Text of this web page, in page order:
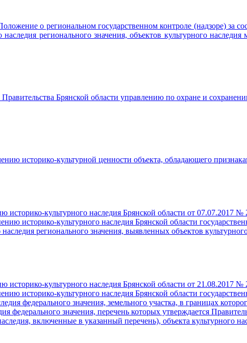
о региональном государственном контроле (надзоре) за
регионального значения, объектов культурного
Брянской области управлению по охране и
историко-культурной ценности объекта, обладающего
культурного наследия Брянской области от 07.07.2017
историко-культурного наследия Брянской области
регионального значения, выявленных объектов
культурного наследия Брянской области от 21.08.2017
историко-культурного наследия Брянской области
федерального значения, земельного участка, в границах
федерального значения, перечень которых утверждается
включенные в указанный перечень), объекта культурного